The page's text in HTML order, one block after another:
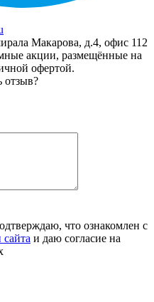
Макарова, д.4, офис 112
акции, размещённые на
офертой.
отзыв?
что ознакомлен с
и даю согласие на